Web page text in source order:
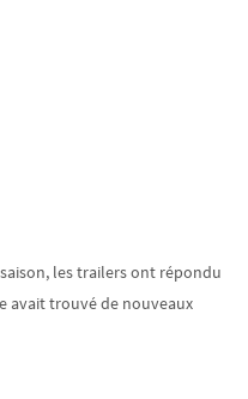
les trailers ont répondu
avait trouvé de nouveaux